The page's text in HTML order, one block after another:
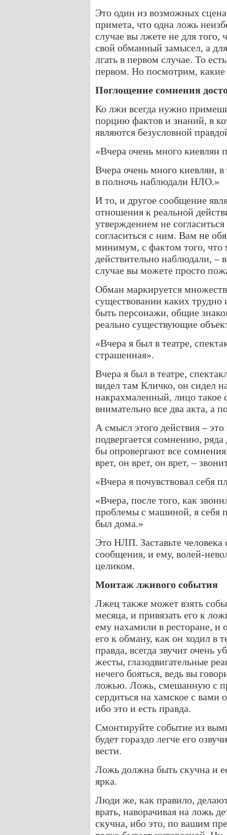
Это один из возможных
примета, что одна ложь
случае вы лжете не для
свой обманный замысел, а
лгать в первом случае. То
первом. Но посмотрим,
Поглощение сомнения
Ко лжи всегда нужно
порцию фактов и знаний, в
являются безусловной
«Вчера очень много
Вчера очень много киевлян,
в полночь наблюдали НЛО.»
И то, и другое сообщение
отношения к реальной
утверждением не
согласиться с ним. Вам не
минимум, с фактом того, что
действительно наблюдали, –
случае вы можете просто
Обман маркируется
существовании каких
быть персонажи, общие
реально существующие
«Вчера я был в театре,
страшенная».
Вчера я был в театре,
видел там Кличко, он сидел
накрахмаленный, лицо такое
внимательно все два акта, а
А смысл этого действия –
подвергается сомнению,
бы опровергают все
врет, он врет, он врет, –
«Вчера я почувствовал себя
«Вчера, после того, как
проблемы с машиной, я себя
был дома.»
Это НЛП. Заставьте человека
сообщения, и ему, волей-
целиком.
Монтаж лживого события
Лжец также может взять
месяца, и привязать его к
ему нахамили в ресторане, и
его к обману, как он ходил в
правда, всегда звучит очень
жесты, глазодвигательные
нечего бояться, ведь вы
ложью. Ложь, смешанную с
сердиться на хамское с вами
ибо это и есть правда.
Смонтируйте событие из
будет гораздо легче его
вести.
Ложь должна быть скучна и
ярка.
Люди же, как правило,
врать, наворачивая на ложь
скучна, ибо это, по вашим